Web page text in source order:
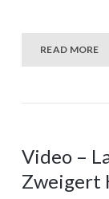
READ MORE
Video –
Zweigert